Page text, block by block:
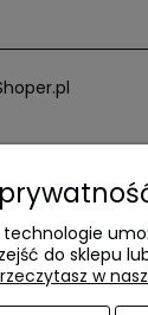
technologie
do sklepu
w